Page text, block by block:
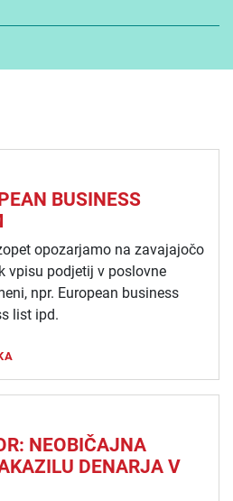
BUSINESS
opozarjamo na zavajajočo
vpisu podjetij v poslovne
npr. European business
list ipd.
NEOBIČAJNA
DENARJA V